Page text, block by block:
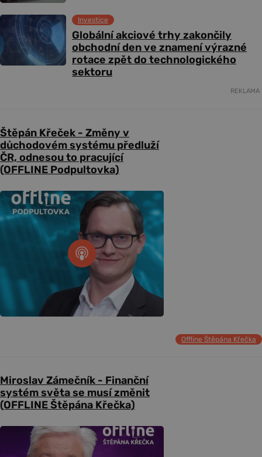
Globální akciové trhy zakončily
obchodní den ve znamení výrazné
rotace zpět do technologického
sektoru
Investice
REKLAMA
Štěpán Křeček - Změny v
důchodovém systému předluží
ČR, odnesou to pracující
(OFFLINE Podpultovka)
Offline Štěpána Křečka
Miroslav Zámečník - Finanční
systém světa se musí změnit
(OFFLINE Štěpána Křečka)